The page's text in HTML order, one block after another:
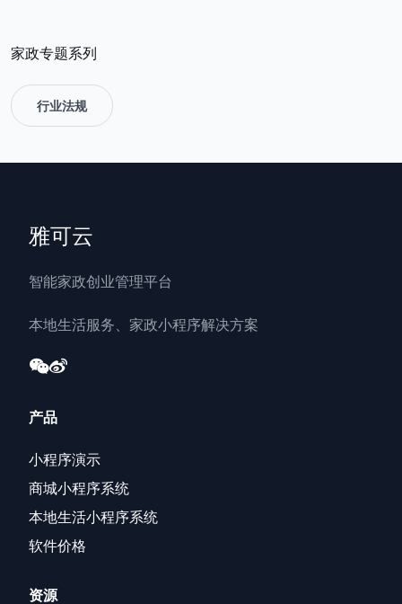
家政专题系列
行业法规
雅可云
智能家政创业管理平台
本地生活服务、家政小程序解决方案
产品
小程序演示
商城小程序系统
本地生活小程序系统
软件价格
资源